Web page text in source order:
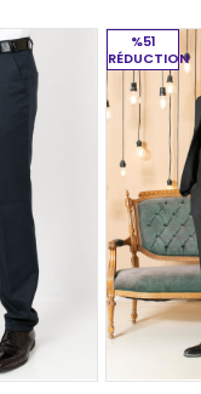
%51
RÉDUCTION